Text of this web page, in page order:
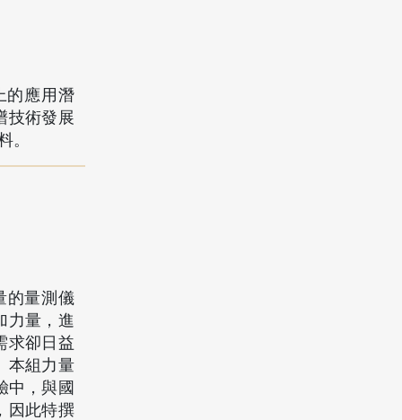
的應用潛
技術發展
。
的量測儀
力量，進
求卻日益
本組力量
中，與國
因此特撰